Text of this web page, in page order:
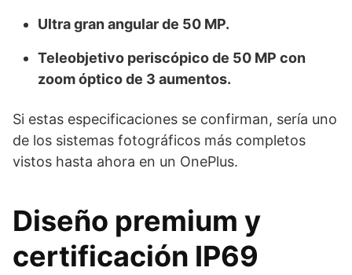
Ultra gran angular de 50 MP.
Teleobjetivo periscópico de 50 MP con
zoom óptico de 3 aumentos.
Si estas especificaciones se confirman, sería uno
de los sistemas fotográficos más completos
vistos hasta ahora en un OnePlus.
Diseño premium y
certificación IP69